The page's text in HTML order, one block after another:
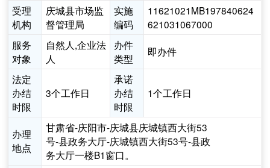
受理
机构
庆城县市场监
督管理局
实施
编码
11621021MB197840624
621031067000
服务
对象
自然人,企业法
人
办件
类型
即办件
法定
办结
时限
3个工作日
承诺
办结
时限
1个工作日
办理
地点
甘肃省-庆阳市-庆城县庆城镇西大街53
号-县政务大厅-庆城镇西大街53号-县政
务大厅一楼B1窗口。